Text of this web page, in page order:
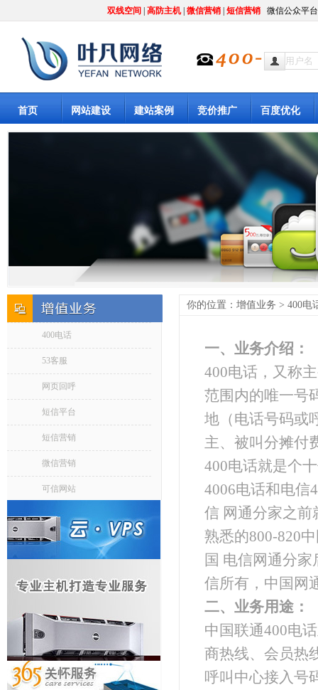
双线空间 高防主机| 微信营销 短信营销 微信公众平
首页 网站建设 建站案例 竞价推广 百度优化
400电话
53客服
网页回呼
短信平台
短信营销
微信营销
可信网站
你的位置：增值业务 > 400电
一、业务介绍：
400电话，又称
范围内的唯一号
地（电话号码或
主、被叫分摊付
400电话就是个
4006电话和电信
信 网通分家之前
熟悉的800-820
国 电信网通分
信所有，中国网
二、业务用途：
中国联通400电
商热线、会员热
呼叫中心接入号